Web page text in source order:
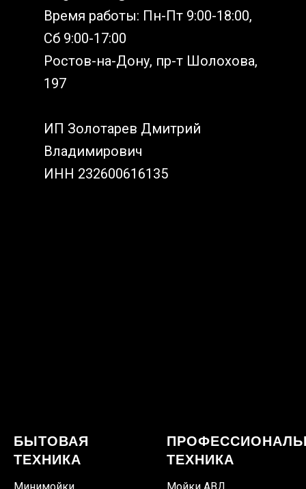
Время работы: Пн-Пт 9:00-18:00,
Сб 9:00-17:00
Ростов-на-Дону, пр-т Шолохова,
197
ИП Золотарев Дмитрий
Владимирович
ИНН 232600616135
БЫТОВАЯ
ТЕХНИКА
ТЕХНИКА